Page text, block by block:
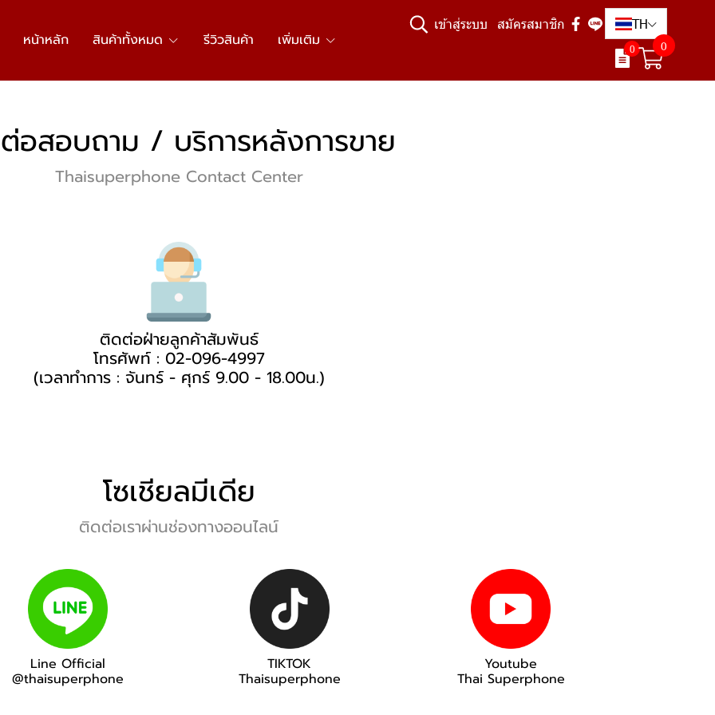
หน้าหลัก สินค้าทั้งหมด รีวิวสินค้า เพิ่มเติม
เข้าสู่ระบบ สมัครสมาชิก TH
0 0
อสอบถาม / บริการหลังการขาย
Thaisuperphone Contact Center
ติดต่อฝ่ายลูกค้าสัมพันธ์
โทรศัพท์ : 02-096-4997
(เวลาทำการ : จันทร์ - ศุกร์ 9.00 - 18.00น.)
โซเชียลมีเดีย
ติดต่อเราผ่านช่องทางออนไลน์
Line Official
@thaisuperphone
TIKTOK
Thaisuperphone
Youtube
Thai Superphone